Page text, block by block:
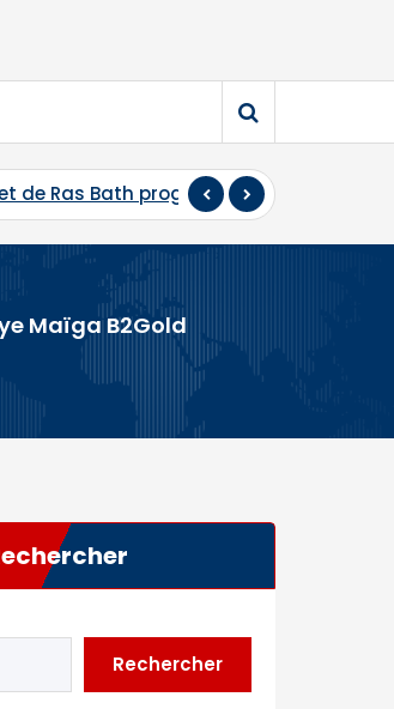
Hadj 2026 : départ du premier
Maïga B2Gold
Rechercher